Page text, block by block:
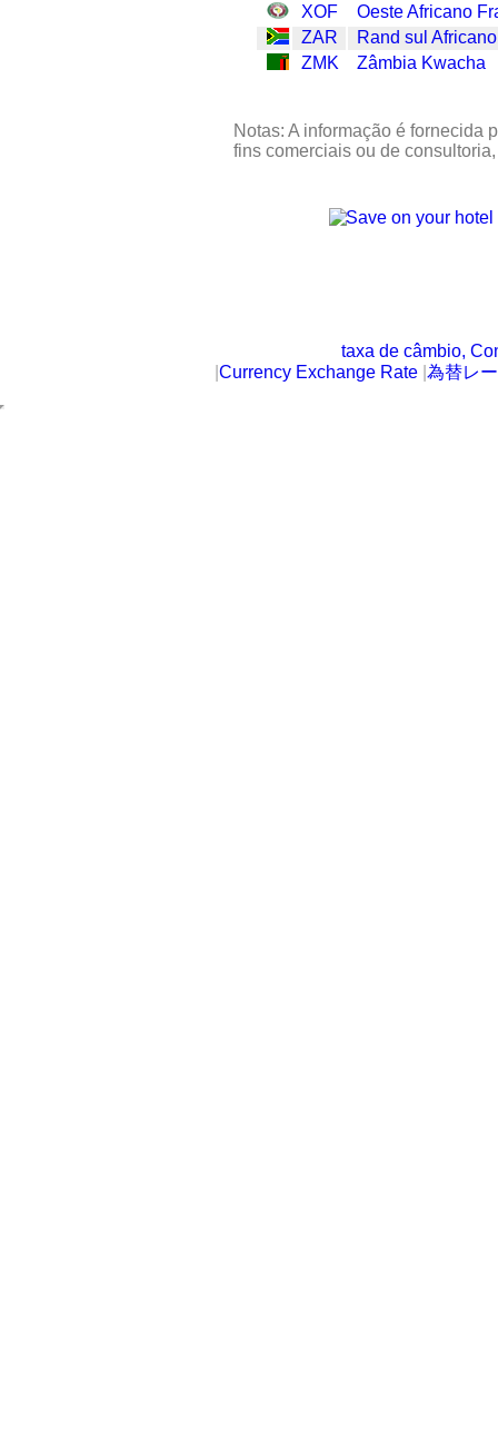
XOF
Oeste Africano
ZAR
Rand sul Africano
ZMK
Zâmbia Kwacha
Notas: A informação é fornecida
fins comerciais ou de
taxa de câmbio,
Currency Exchange Rate 為替レ